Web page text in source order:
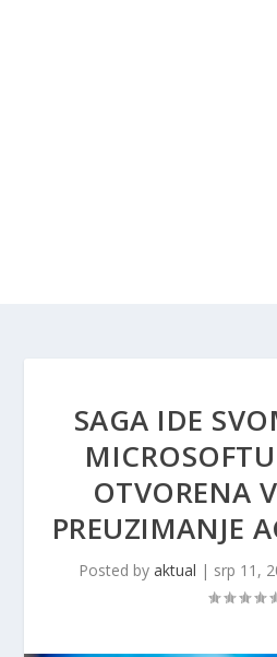
SAGA IDE
OTVORENA
PREUZIMANJE
Posted by aktual | srp 11,